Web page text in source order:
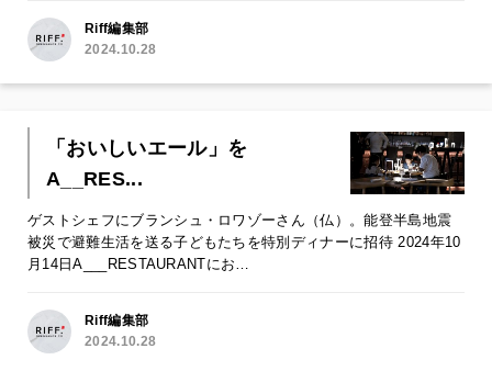
Riff編集部
2024.10.28
「おいしいエール」を
A__RES...
ゲストシェフにブランシュ・ロワゾーさん（仏）。能登半島地震
被災で避難生活を送る子どもたちを特別ディナーに招待 2024年10
月14日A___RESTAURANTにお…
Riff編集部
2024.10.28